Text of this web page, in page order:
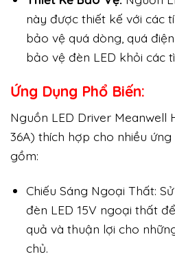
này được thiết kế với các
bảo vệ quá dòng, quá
bảo vệ đèn LED khỏi các
Ứng Dụng Phổ Biến:
Nguồn LED Driver Meanwell
36A) thích hợp cho nhiều
gồm:
Chiếu Sáng Ngoại Thất:
đèn LED 15V ngoại thất
quả và thuận lợi cho
chủ.